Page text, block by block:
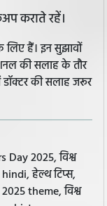
कराते रहें।
लिए हैं। इन सुझावों
की सलाह के तौर
डॉक्टर की सलाह जरूर
2025, विश्व
हेल्थ टिप्स,
theme, विश्व